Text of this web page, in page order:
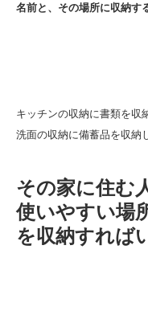
名前と、その場所に収納す
キッチンの収納に書類を収
洗面の収納に備蓄品を収納
その家に住む
使いやすい場
を収納すれば